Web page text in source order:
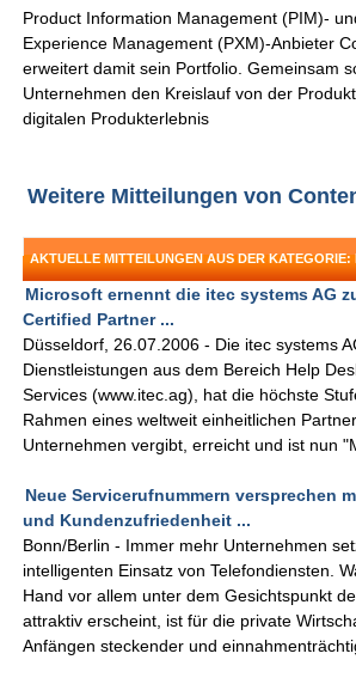
Product Information Management (PIM)-
Experience Management (PXM)-Anbieter
erweitert damit sein Portfolio. Gemeinsam
Unternehmen den Kreislauf von der
digitalen Produkterlebnis
Weitere Mitteilungen von
AKTUELLE MITTEILUNGEN AUS DER
Microsoft ernennt die itec systems AG
Certified Partner ...
Düsseldorf, 26.07.2006 - Die itec systems
Dienstleistungen aus dem Bereich Help
Services (www.itec.ag), hat die höchste
Rahmen eines weltweit einheitlichen
Unternehmen vergibt, erreicht und ist nun
Neue Servicerufnummern versprechen
und Kundenzufriedenheit ...
Bonn/Berlin - Immer mehr Unternehmen
intelligenten Einsatz von Telefondiensten.
Hand vor allem unter dem Gesichtspunkt
attraktiv erscheint, ist für die private
Anfängen steckender und